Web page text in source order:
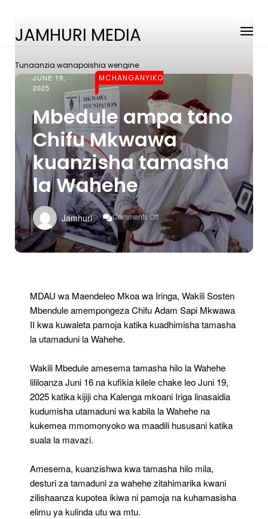
JAMHURI MEDIA
Tunaanzia wanapoishia wengine
JUNE 19,
2025
MCHANGANYIKO
Mbedule ampa tano
Chifu Mkwawa
kuanzisha tamasha
la Wahehe
Jamhuri Comments Off
On
Mbedule
Ampa
Tano
Tamasha
La
Wahehe
MDAU wa Maendeleo Mkoa wa Iringa, Wakili Sosten
Mbendule amempongeza Chifu Adam Sapi Mkwawa
II kwa kuwaleta pamoja katika kuadhimisha tamasha
la utamaduni la Wahehe.
Wakili Mbedule amesema tamasha hilo la Wahehe
lililoanza Juni 16 na kufikia kilele chake leo Juni 19,
2025 katika kijiji cha Kalenga mkoani Iriga linasaidia
kudumisha utamaduni wa kabila la Wahehe na
kukemea mmomonyoko wa maadili hususani katika
suala la mavazi.
Amesema, kuanzishwa kwa tamasha hilo mila,
desturi za tamaduni za wahehe zitahimarika kwani
zilishaanza kupotea ikiwa ni pamoja na kuhamasisha
elimu ya kulinda utu wa mtu.